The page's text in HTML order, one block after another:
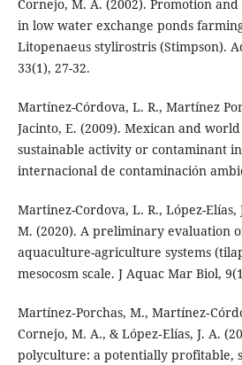
Cornejo, M. A. (2002). Promotion
in low water exchange ponds
Litopenaeus stylirostris (Stimpson).
33(1), 27-32.
Martínez-Córdova, L. R., Martínez
Jacinto, E. (2009). Mexican and
sustainable activity or contaminant
internacional de contaminación
Martinez-Cordova, L. R., López-Elías,
M. (2020). A preliminary evaluation
aquaculture-agriculture systems
mesocosm scale. J Aquac Mar Biol,
Martínez‐Porchas, M.,
Cornejo, M. A., & López‐Elías, J. A.
polyculture: a potentially profitable,